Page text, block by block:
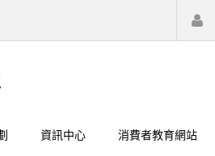
註冊
資訊中心 消費者教育網站